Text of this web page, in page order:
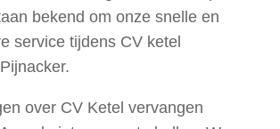
bekend om onze snelle en
service tijdens CV ketel
over CV Ketel vervangen